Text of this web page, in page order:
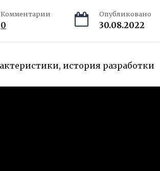
Комментарии
0
Опубликовано
30.08.2022